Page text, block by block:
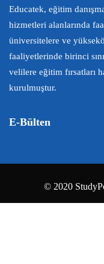
Educatek, eğitim
hizmetleri alanlarında
üniversitelere ve
faaliyetlerinde birinci
velilere eğitim fırsatları
kurulmuştur.
E-Bülten
© 2020